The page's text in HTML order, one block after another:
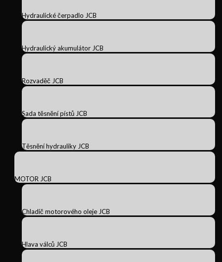
Hydraulické čerpadlo JCB
Hydraulický akumulátor JCB
Rozvaděč JCB
Sada těsnění pístů JCB
Těsnění hydrauliky JCB
MOTOR JCB
Chladič motorového oleje JCB
Hlava válců JCB